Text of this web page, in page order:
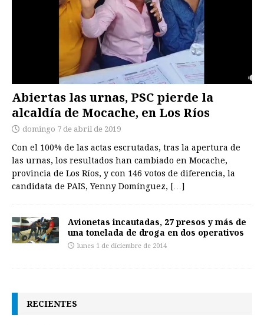
Abiertas las urnas, PSC pierde la
alcaldía de Mocache, en Los Ríos
domingo 7 de abril de 2019
Con el 100% de las actas escrutadas, tras la apertura de
las urnas, los resultados han cambiado en Mocache,
provincia de Los Ríos, y con 146 votos de diferencia, la
candidata de PAIS, Yenny Domínguez, […]
Avionetas incautadas, 27 presos y más de
una tonelada de droga en dos operativos
lunes 1 de diciembre de 2014
RECIENTES